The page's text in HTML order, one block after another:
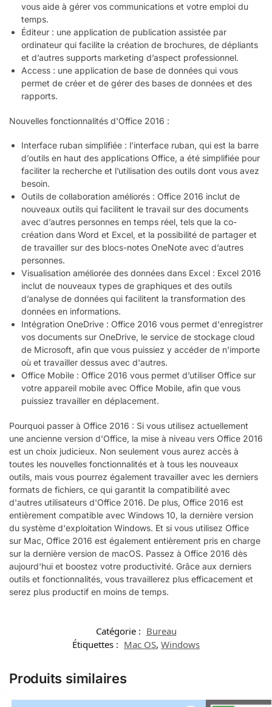
vous aide à gérer vos communications et votre emploi du
temps.
Éditeur : une application de publication assistée par
ordinateur qui facilite la création de brochures, de dépliants
et d’autres supports marketing d’aspect professionnel.
Access : une application de base de données qui vous
permet de créer et de gérer des bases de données et des
rapports.
Nouvelles fonctionnalités d'Office 2016 :
Interface ruban simplifiée : l’interface ruban, qui est la barre
d’outils en haut des applications Office, a été simplifiée pour
faciliter la recherche et l’utilisation des outils dont vous avez
besoin.
Outils de collaboration améliorés : Office 2016 inclut de
nouveaux outils qui facilitent le travail sur des documents
avec d’autres personnes en temps réel, tels que la co-
création dans Word et Excel, et la possibilité de partager et
de travailler sur des blocs-notes OneNote avec d’autres
personnes.
Visualisation améliorée des données dans Excel : Excel 2016
inclut de nouveaux types de graphiques et des outils
d’analyse de données qui facilitent la transformation des
données en informations.
Intégration OneDrive : Office 2016 vous permet d'enregistrer
vos documents sur OneDrive, le service de stockage cloud
de Microsoft, afin que vous puissiez y accéder de n'importe
où et travailler dessus avec d'autres.
Office Mobile : Office 2016 vous permet d’utiliser Office sur
votre appareil mobile avec Office Mobile, afin que vous
puissiez travailler en déplacement.
Pourquoi passer à Office 2016 : Si vous utilisez actuellement
une ancienne version d'Office, la mise à niveau vers Office 2016
est un choix judicieux. Non seulement vous aurez accès à
toutes les nouvelles fonctionnalités et à tous les nouveaux
outils, mais vous pourrez également travailler avec les derniers
formats de fichiers, ce qui garantit la compatibilité avec
d'autres utilisateurs d'Office 2016. De plus, Office 2016 est
entièrement compatible avec Windows 10, la dernière version
du système d'exploitation Windows. Et si vous utilisez Office
sur Mac, Office 2016 est également entièrement pris en charge
sur la dernière version de macOS. Passez à Office 2016 dès
aujourd'hui et boostez votre productivité. Grâce aux derniers
outils et fonctionnalités, vous travaillerez plus efficacement et
serez plus productif en moins de temps.
Catégorie : Bureau
Étiquettes : Mac OS, Windows
Produits similaires